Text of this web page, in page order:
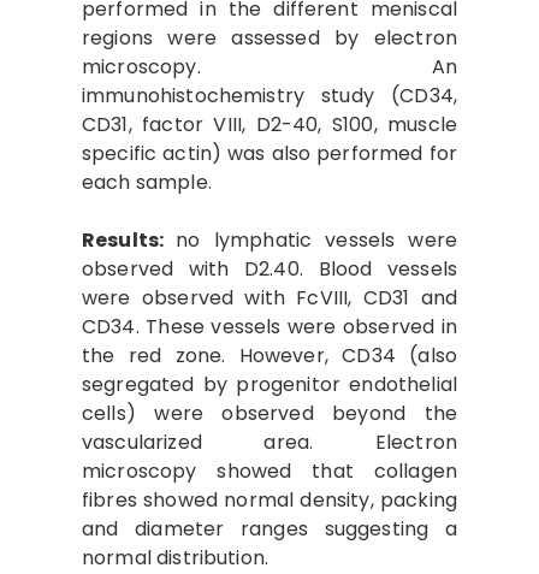
performed in the different meniscal
regions were assessed by electron
microscopy. An
immunohistochemistry study (CD34,
CD31, factor VIII, D2-40, S100, muscle
specific actin) was also performed for
each sample.
Results: no lymphatic vessels were
observed with D2.40. Blood vessels
were observed with FcVIII, CD31 and
CD34. These vessels were observed in
the red zone. However, CD34 (also
segregated by progenitor endothelial
cells) were observed beyond the
vascularized area. Electron
microscopy showed that collagen
fibres showed normal density, packing
and diameter ranges suggesting a
normal distribution.